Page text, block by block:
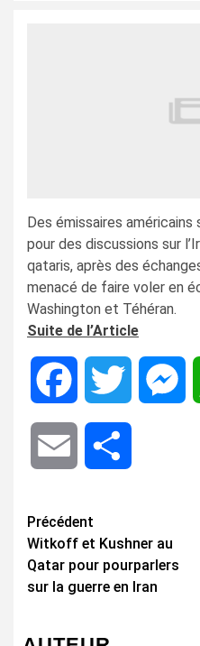
Des émissaires américains
pour des discussions sur
qataris, après des
menacé de faire voler en
Washington et Téhéran.
Suite de l’Article
Facebook Twitter
Email
Navigation
d’article
Précédent
Witkoff et Kushner au
Qatar pour pourparlers
sur la guerre en Iran